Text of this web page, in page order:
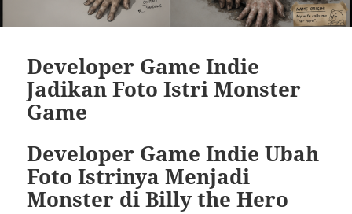
Developer Game Indie
Jadikan Foto Istri Monster
Game
Developer Game Indie Ubah
Foto Istrinya Menjadi
Monster di Billy the Hero